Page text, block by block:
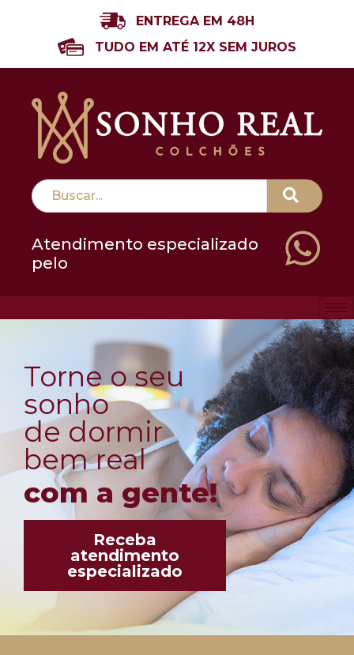
ENTREGA EM 48H
TUDO EM ATÉ 12X SEM JUROS
Atendimento especializado
pelo
Torne o seu
sonho
de dormir
bem real
com a gente!
Receba
atendimento
especializado